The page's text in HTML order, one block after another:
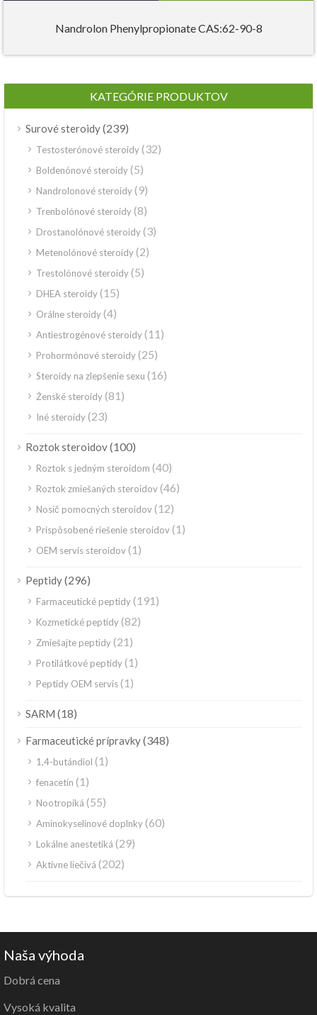
Nandrolon Phenylpropionate CAS:62-90-8
KATEGÓRIE PRODUKTOV
Surové steroidy(239)
Testosterónové steroidy(32)
Boldenónové steroidy(5)
Nandrolonové steroidy(9)
Trenbolónové steroidy(8)
Drostanolónové steroidy(3)
Metenolónové steroidy(2)
Trestolónové steroidy(5)
DHEA steroidy(15)
Orálne steroidy(4)
Antiestrogénové steroidy(11)
Prohormónové steroidy(25)
Steroidy na zlepšenie sexu (16)
Ženské steroidy(81)
Iné steroidy(23)
Roztok steroidov(100)
Roztok s jedným steroidom (40)
Roztok zmiešaných steroidov(46)
Nosič pomocných steroidov(12)
Prispôsobené riešenie steroidov(1)
OEM servis steroidov(1)
Peptidy(296)
Farmaceutické peptidy(191)
Kozmetické peptidy(82)
Zmiešajte peptidy(21)
Protilátkové peptidy(1)
Peptidy OEM servis(1)
SARM (18)
Farmaceutické prípravky(348)
1,4-butándiol (1)
fenacetín (1)
Nootropiká (55)
Aminokyselinové doplnky(60)
Lokálne anestetiká (29)
Aktívne liečivá (202)
Naša výhoda
Dobrá cena
Vysoká kvalita